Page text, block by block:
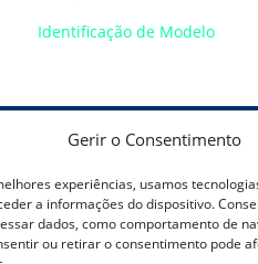
Gerir o Consentimento
experiências, usamos
a informações do dispositivo.
dados, como comportamento de
ou retirar o consentimento pode
Identificação de Modelo
Política de Cookies